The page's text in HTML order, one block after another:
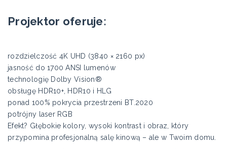
Projektor oferuje:
rozdzielczość 4K UHD (3840 × 2160 px)
jasność do 1700 ANSI lumenów
technologię Dolby Vision®
obsługę HDR10+, HDR10 i HLG
ponad 100% pokrycia przestrzeni BT.2020
potrójny laser RGB
Efekt? Głębokie kolory, wysoki kontrast i obraz, który
przypomina profesjonalną salę kinową – ale w Twoim domu.